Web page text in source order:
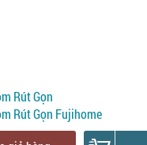
Rút Gọn
Rút Gọn Fujihome